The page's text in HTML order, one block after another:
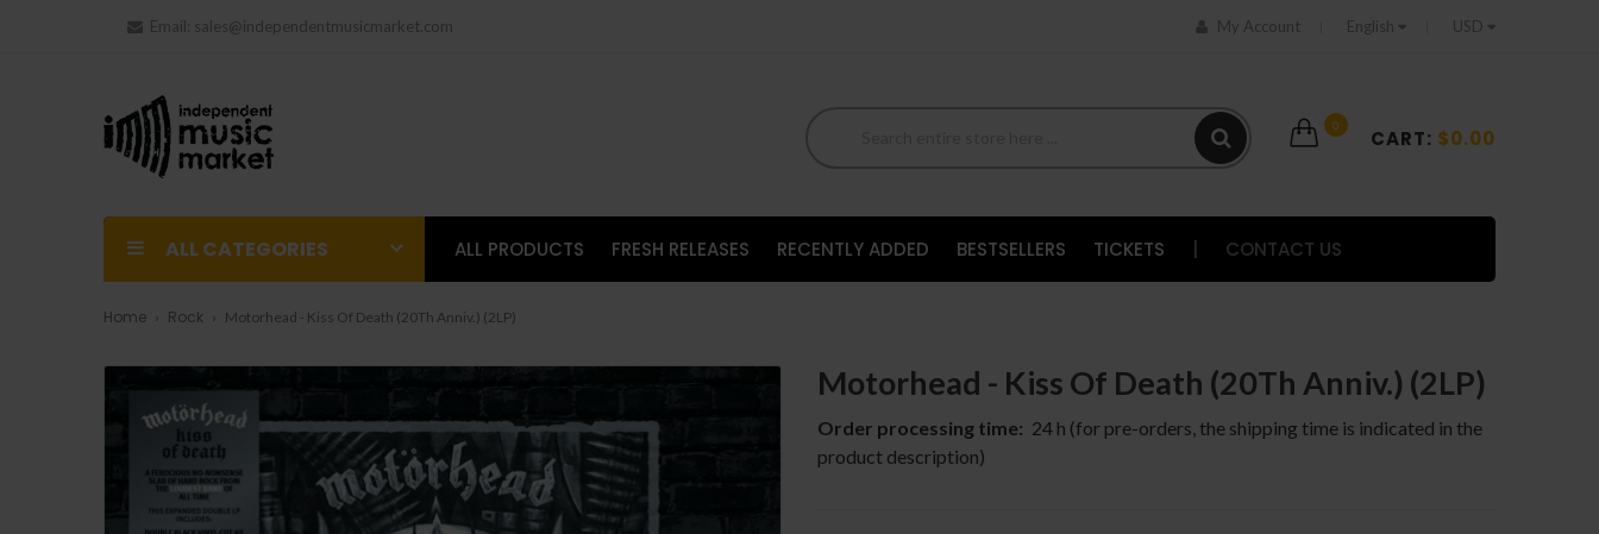
Email: sales@independentmusicmarket.com My Account English USD
0
CART: $0.00
ALL CATEGORIES ALL PRODUCTS FRESH RELEASES RECENTLY ADDED BESTSELLERS TICKETS CONTACT US
Home Rock Motorhead - Kiss Of Death (20Th Anniv.) (2LP)
Motorhead - Kiss Of Death (20Th Anniv.) (2LP)
Order processing time: 24 h (for pre-orders, the shipping time is indicated in the
product description)